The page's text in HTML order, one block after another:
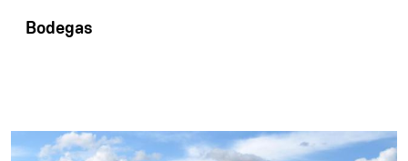
Bodegas